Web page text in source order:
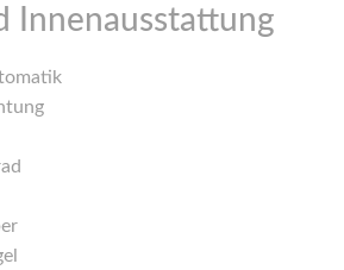
Innenausstattung